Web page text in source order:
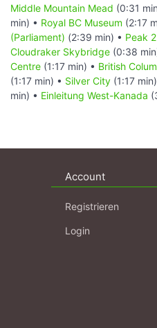
Middle Mountain Mead (0:31
min) • Royal BC Museum (2:17
(Parliament) (2:39 min) • Peak
Cloudraker Skybridge (0:38
Centre (1:17 min) • British
(1:17 min) • Silver City (1:17
min) • Einleitung West-Kanada
Account
Registrieren
Login